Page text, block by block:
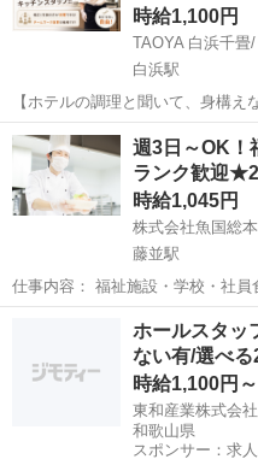
時給1,100円
白浜駅
【ホテルの調理と聞いて、身構
沿って進める、覚えやすいキッチンのお仕事
と聞くと、「料理の経験が必要そ
るかもしれません。 しかし、当...
和歌山 西牟婁郡 白浜駅
週3日～OK！
ランク歓迎
時給1,045円
株式会社魚国総
藤並駅
仕事内容： 福祉施設・学校・社
ートするお仕事です。 利用者様や社員の方、子どもたちに 安心して食
事を楽しんでいただけるよう チ
＜主なお仕事＞ ・料理...
キッチン
ホールスタッ
ない有/選べ
時給1,100円～
東和産業株式会社
和歌山県
スポンサー：求